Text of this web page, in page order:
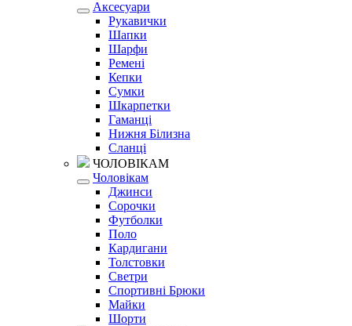
Аксесуари
Рукавички
Шапки
Шарфи
Ремені
Кепки
Сумки
Шкарпетки
Гаманці
Нижня Білизна
Сланці
ЧОЛОВІКАМ
Чоловікам
Джинси
Сорочки
Футболки
Поло
Кардигани
Толстовки
Светри
Спортивні Брюки
Майки
Шорти